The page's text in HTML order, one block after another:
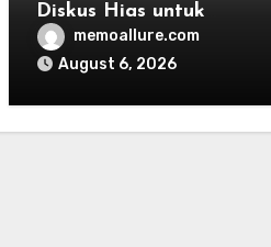
Diskus Hias untuk
Aquascape
memoallure.com
August 6, 2026